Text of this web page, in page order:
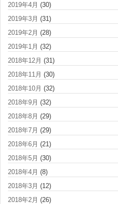
2019年4月 (30)
2019年3月 (31)
2019年2月 (28)
2019年1月 (32)
2018年12月 (31)
2018年11月 (30)
2018年10月 (32)
2018年9月 (32)
2018年8月 (29)
2018年7月 (29)
2018年6月 (21)
2018年5月 (30)
2018年4月 (8)
2018年3月 (12)
2018年2月 (26)